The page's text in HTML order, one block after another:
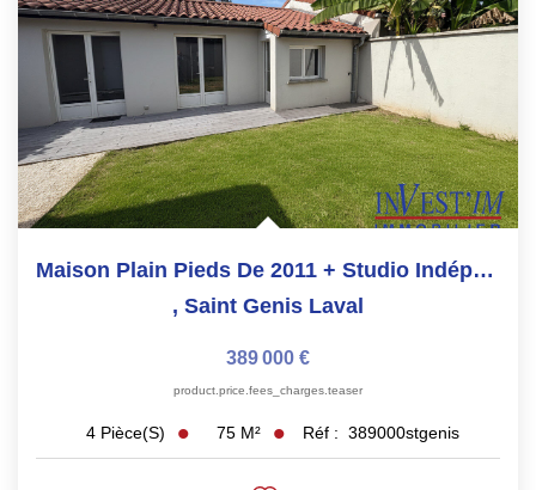
Maison Plain Pieds De 2011 + Studio Indépendant
, Saint Genis Laval
389 000 €
product.price.fees_charges.teaser
4 Pièce(s) 75 M² Réf : 389000stgenis